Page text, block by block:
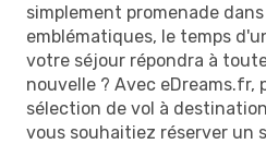
simplement promenade
emblématiques, le temps
votre séjour répondra à
nouvelle ? Avec eDreams.fr,
sélection de vol à
vous souhaitiez réserver un